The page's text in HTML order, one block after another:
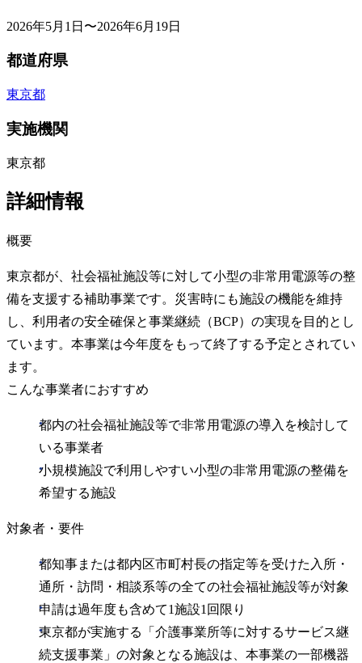
2026年5月1日〜2026年6月19日
都道府県
東京都
実施機関
東京都
詳細情報
概要
東京都が、社会福祉施設等に対して小型の非常用電源等の整
備を支援する補助事業です。災害時にも施設の機能を維持
し、利用者の安全確保と事業継続（BCP）の実現を目的とし
ています。本事業は今年度をもって終了する予定とされてい
ます。
こんな事業者におすすめ
都内の社会福祉施設等で非常用電源の導入を検討して
いる事業者
小規模施設で利用しやすい小型の非常用電源の整備を
希望する施設
対象者・要件
都知事または都内区市町村長の指定等を受けた入所・
通所・訪問・相談系等の全ての社会福祉施設等が対象
申請は過年度も含めて1施設1回限り
東京都が実施する「介護事業所等に対するサービス継
続支援事業」の対象となる施設は、本事業の一部機器